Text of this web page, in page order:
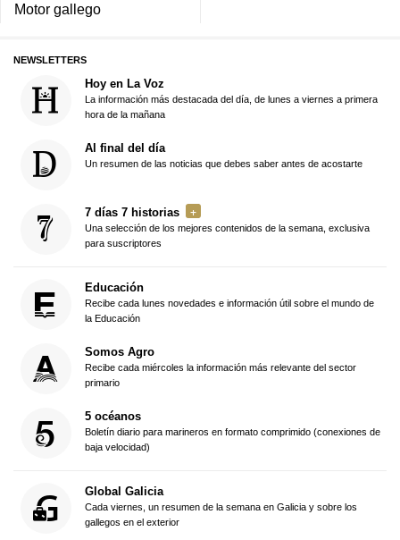
Motor gallego
NEWSLETTERS
Hoy en La Voz
La información más destacada del día, de lunes a viernes a primera
hora de la mañana
Al final del día
Un resumen de las noticias que debes saber antes de acostarte
7 días 7 historias
Una selección de los mejores contenidos de la semana, exclusiva
para suscriptores
Educación
Recibe cada lunes novedades e información útil sobre el mundo de
la Educación
Somos Agro
Recibe cada miércoles la información más relevante del sector
primario
5 océanos
Boletín diario para marineros en formato comprimido (conexiones de
baja velocidad)
Global Galicia
Cada viernes, un resumen de la semana en Galicia y sobre los
gallegos en el exterior